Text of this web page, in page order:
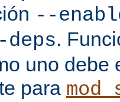
--
.
uno debe
para